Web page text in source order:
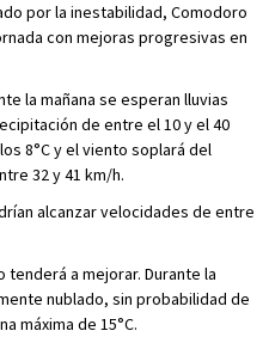
por la inestabilidad, Comodoro
con mejoras progresivas en
la mañana se esperan lluvias
de entre el 10 y el 40
8°C y el viento soplará del
32 y 41 km/h.
alcanzar velocidades de entre
a mejorar. Durante la
nublado, sin probabilidad de
máxima de 15°C.